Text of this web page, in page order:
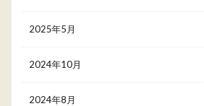
2025年5月
2024年10月
2024年8月